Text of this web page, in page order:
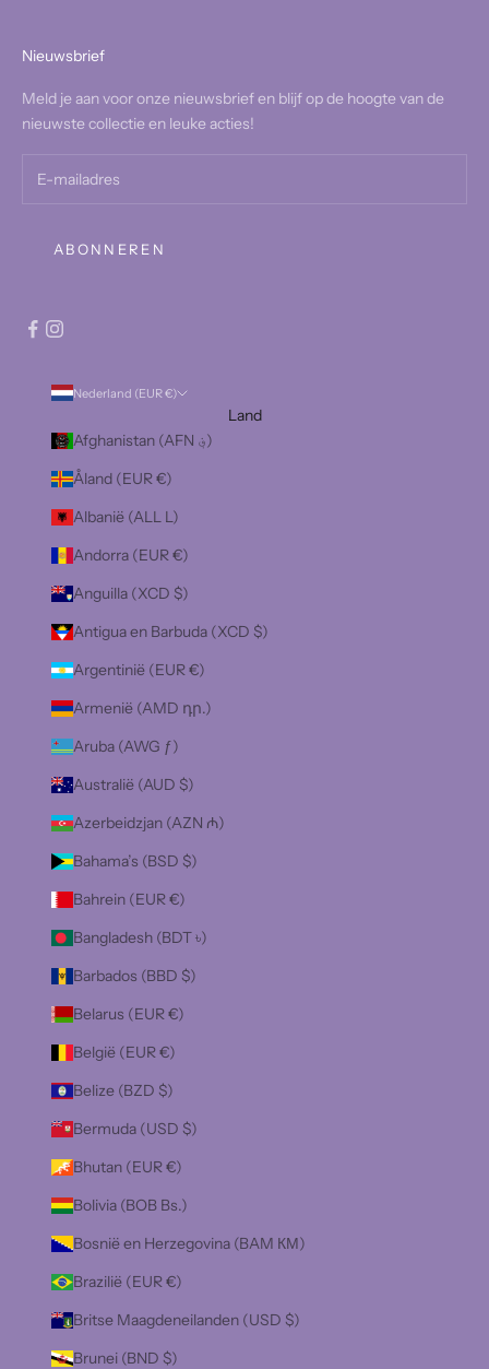
Nieuwsbrief
Meld je aan voor onze nieuwsbrief en blijf op de hoogte van de
nieuwste collectie en leuke acties!
ABONNEREN
Nederland (EUR €)
Land
Afghanistan (AFN ؋)
Åland (EUR €)
Albanië (ALL L)
Andorra (EUR €)
Anguilla (XCD $)
Antigua en Barbuda (XCD $)
Argentinië (EUR €)
Armenië (AMD դր.)
Aruba (AWG ƒ)
Australië (AUD $)
Azerbeidzjan (AZN ₼)
Bahama’s (BSD $)
Bahrein (EUR €)
Bangladesh (BDT ৳)
Barbados (BBD $)
Belarus (EUR €)
België (EUR €)
Belize (BZD $)
Bermuda (USD $)
Bhutan (EUR €)
Bolivia (BOB Bs.)
Bosnië en Herzegovina (BAM КМ)
Brazilië (EUR €)
Britse Maagdeneilanden (USD $)
Brunei (BND $)